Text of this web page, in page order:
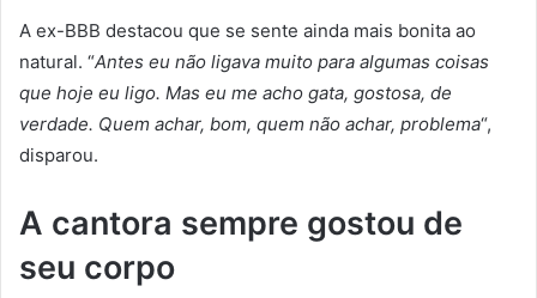
A ex-BBB destacou que se sente ainda mais bonita ao
natural. “Antes eu não ligava muito para algumas coisas
que hoje eu ligo. Mas eu me acho gata, gostosa, de
verdade. Quem achar, bom, quem não achar, problema“,
disparou.
A cantora sempre gostou de
seu corpo